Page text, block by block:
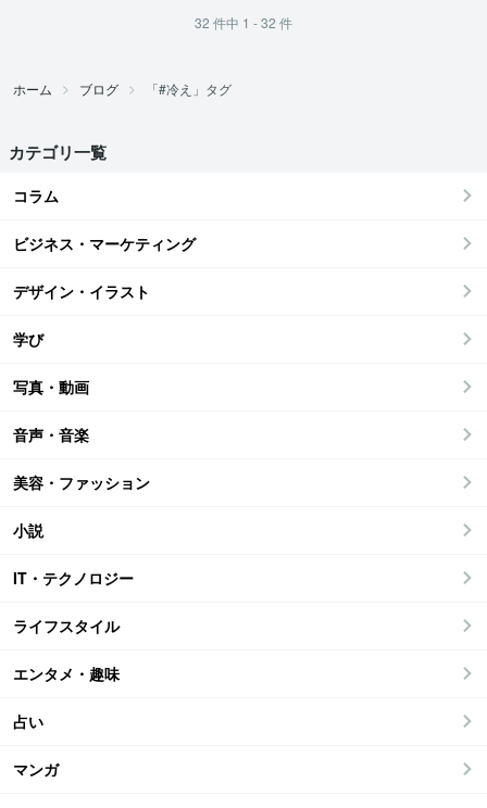
32 件中 1 - 32 件
ホーム ブログ 「#冷え」タグ
カテゴリ一覧
コラム
ビジネス・マーケティング
デザイン・イラスト
学び
写真・動画
音声・音楽
美容・ファッション
小説
IT・テクノロジー
ライフスタイル
エンタメ・趣味
占い
マンガ